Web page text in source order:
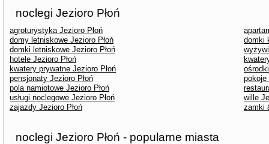
noclegi Jezioro Płoń
agroturystyka Jezioro Płoń
domy letniskowe Jezioro Płoń
domki
domki letniskowe Jezioro Płoń
hotele Jezioro Płoń
kwatery prywatne Jezioro Płoń
pensjonaty Jezioro Płoń
pokoje
pola namiotowe Jezioro Płoń
usługi noclegowe Jezioro Płoń
wille
zajazdy Jezioro Płoń
zamki
noclegi Jezioro Płoń - popularne miasta